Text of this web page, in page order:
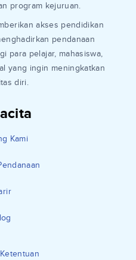
Kami
program kejuruan.
akses pendidikan
pendanaan
para pelajar, mahasiswa,
yang ingin meningkatkan
diri.